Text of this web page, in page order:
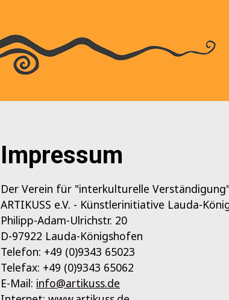
Impressum
Der Verein für "interkulturelle Verständigung"
ARTIKUSS e.V. - Künstlerinitiative Lauda-
Philipp-Adam-Ulrichstr. 20
D-97922 Lauda-Königshofen
Telefon: +49 (0)9343 65023
Telefax: +49 (0)9343 65062
E-Mail: info@artikuss.de